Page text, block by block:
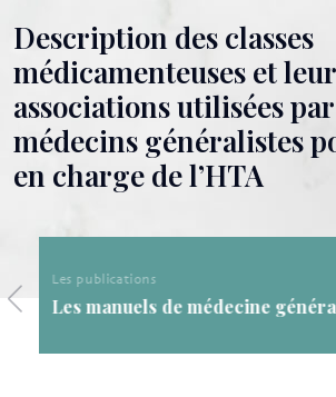
Description des classes
médicamenteuses et
associations utilisées
médecins généralistes
en charge de l’HTA
Les publications de la